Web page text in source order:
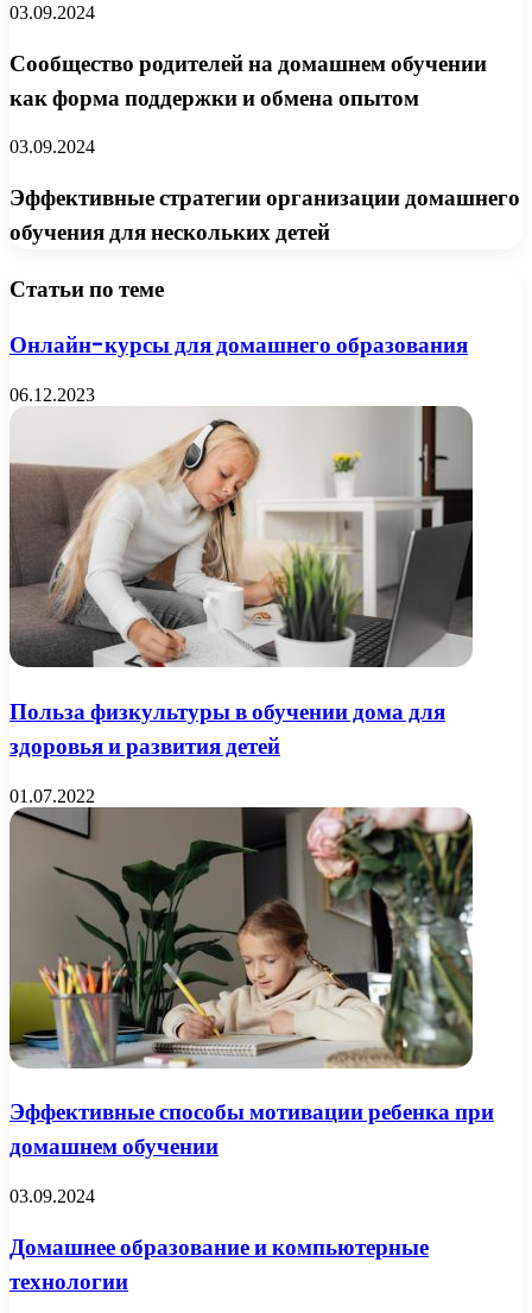
03.09.2024
Сообщество родителей на домашнем обучении
как форма поддержки и обмена опытом
03.09.2024
Эффективные стратегии организации домашнего
обучения для нескольких детей
Статьи по теме
Онлайн-курсы для домашнего образования
06.12.2023
Польза физкультуры в обучении дома для
здоровья и развития детей
01.07.2022
Эффективные способы мотивации ребенка при
домашнем обучении
03.09.2024
Домашнее образование и компьютерные
технологии